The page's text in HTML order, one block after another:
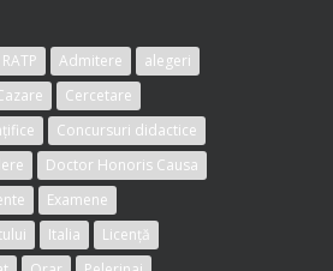
Admitere
alegeri
Cercetare
Concursuri didactice
Doctor Honoris Causa
Examene
Italia
Licență